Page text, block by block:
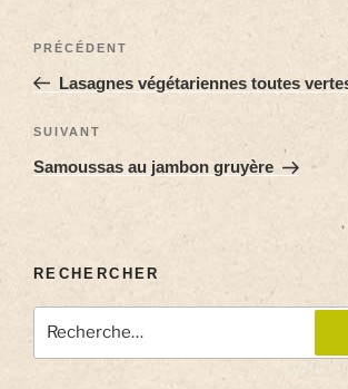
PRÉCÉDENT
Lasagnes végétariennes toutes
SUIVANT
Samoussas au jambon gruyère
RECHERCHER